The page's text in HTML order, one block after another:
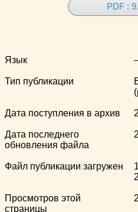
PDF :
Язык
Тип публикации
Дата поступления в архив
Дата последнего
обновления файла
Файл публикации загружен
Просмотров этой
страницы